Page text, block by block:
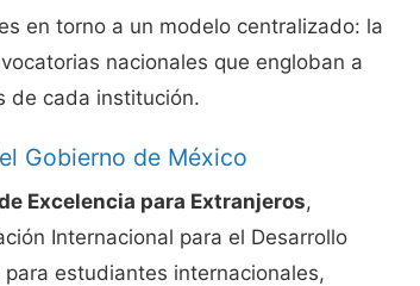
en torno a un modelo centralizado: la
nacionales que engloban a
de cada institución.
Gobierno de México
Excelencia para Extranjeros,
Internacional para el Desarrollo
estudiantes internacionales,